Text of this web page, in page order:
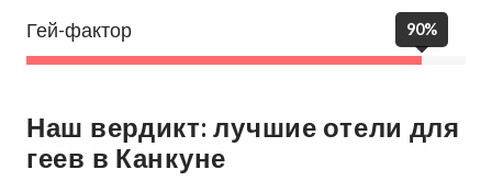
Гей-фактор 90%
Наш вердикт: лучшие отели для
геев в Канкуне